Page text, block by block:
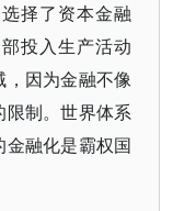
择了资本金融
投入生产活动
因为金融不像
限制。世界体系
融化是霸权国